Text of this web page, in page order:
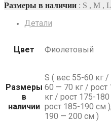
Размеры в наличии : S , M ,
Детали
Цвет Фиолетовый
Размеры
в
наличии
S ( вес 55-60 кг
60 — 70 кг / рост
кг / рост 175-
рост 185-190 см
190 — 200 см )